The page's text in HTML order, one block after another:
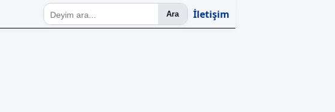
Ara İletişim